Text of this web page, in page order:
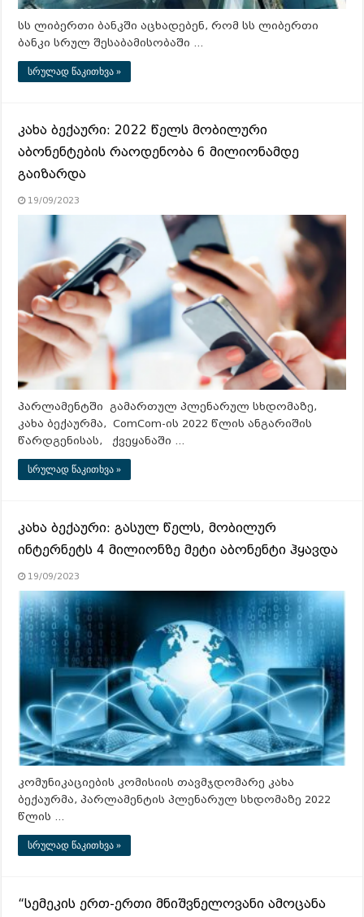
სს ლიბერთი ბანკში აცხადებენ, რომ სს ლიბერთი
ბანკი სრულ შესაბამისობაში …
სრულად წაკითხვა »
კახა ბექაური: 2022 წელს მობილური
აბონენტების რაოდენობა 6 მილიონამდე
გაიზარდა
19/09/2023
პარლამენტში გამართულ პლენარულ სხდომაზე,
კახა ბექაურმა, ComCom-ის 2022 წლის ანგარიშის
წარდგენისას, ქვეყანაში …
სრულად წაკითხვა »
კახა ბექაური: გასულ წელს, მობილურ
ინტერნეტს 4 მილიონზე მეტი აბონენტი ჰყავდა
19/09/2023
კომუნიკაციების კომისიის თავმჯდომარე კახა
ბექაურმა, პარლამენტის პლენარულ სხდომაზე 2022
წლის …
სრულად წაკითხვა »
“სემეკის ერთ-ერთი მნიშვნელოვანი ამოცანა